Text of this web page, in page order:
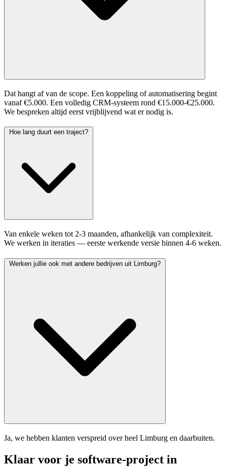
Dat hangt af van de scope. Een koppeling of automatisering begint
vanaf €5.000. Een volledig CRM-systeem rond €15.000-€25.000.
We bespreken altijd eerst vrijblijvend wat er nodig is.
Hoe lang duurt een traject?
Van enkele weken tot 2-3 maanden, afhankelijk van complexiteit.
We werken in iteraties — eerste werkende versie binnen 4-6 weken.
Werken jullie ook met andere bedrijven uit Limburg?
Ja, we hebben klanten verspreid over heel Limburg en daarbuiten.
Klaar voor je software-project in